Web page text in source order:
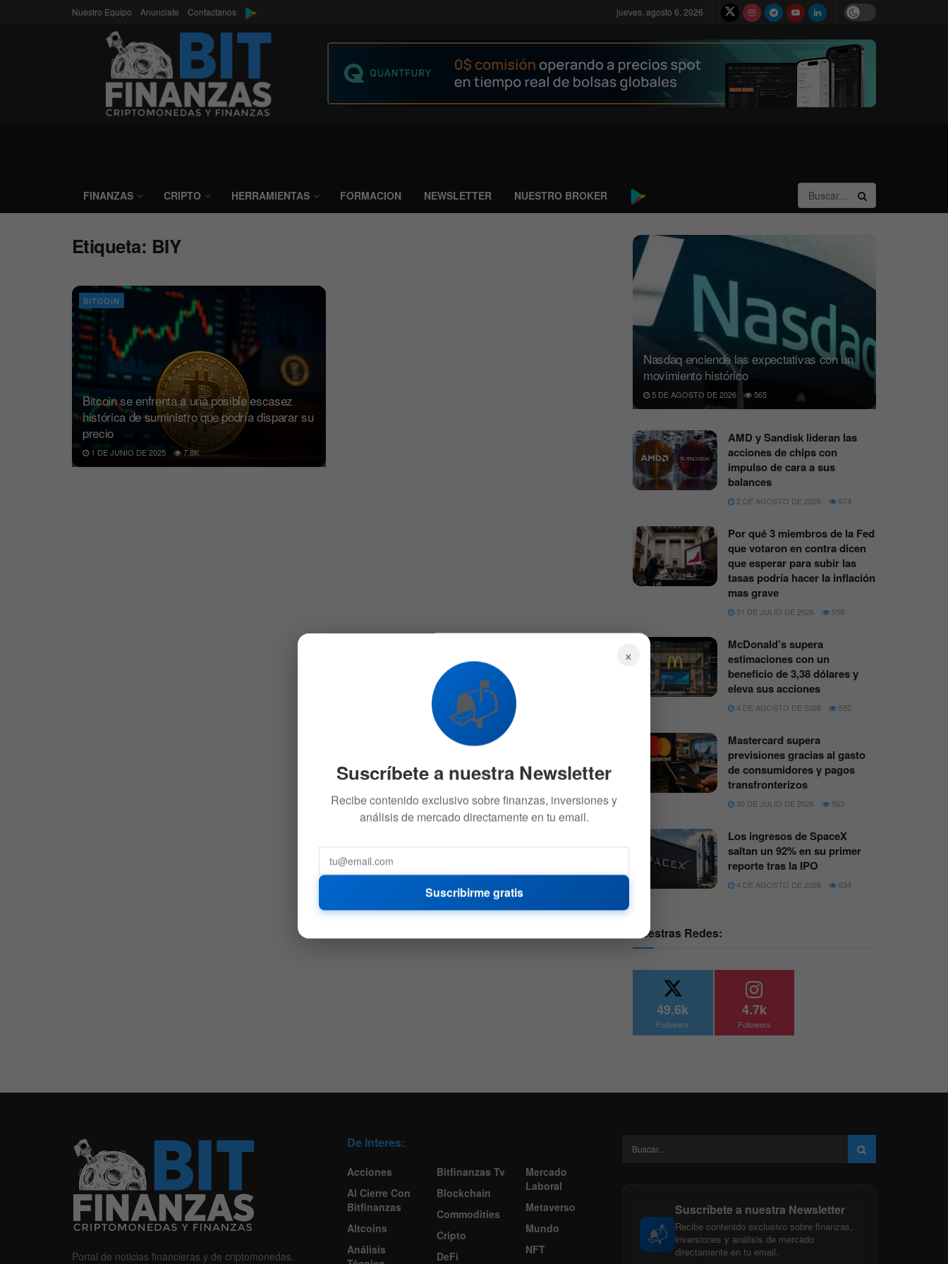
Nuestro Equipo Anunciate Contactanos jueves, agosto 6, 2026
FINANZAS CRIPTO HERRAMIENTAS FORMACION NEWSLETTER NUESTRO BROKER
Etiqueta: BIY
BITCOIN
Bitcoin se enfrenta a una posible escasez
histórica de suministro que podría disparar su
precio
1 DE JUNIO DE 2025 7.8K
Nasdaq enciende las expectativas con un
movimiento histórico
5 DE AGOSTO DE 2026 565
AMD y Sandisk lideran las
acciones de chips con
impulso de cara a sus
balances
2 DE AGOSTO DE 2026 674
Por qué 3 miembros de la Fed
que votaron en contra dicen
que esperar para subir las
tasas podría hacer la inflación
mas grave
31 DE JULIO DE 2026 558
McDonald’s supera
estimaciones con un
beneficio de 3,38 dólares y
eleva sus acciones
4 DE AGOSTO DE 2026 552
Mastercard supera
previsiones gracias al gasto
de consumidores y pagos
transfronterizos
30 DE JULIO DE 2026 563
Los ingresos de SpaceX
saltan un 92% en su primer
reporte tras la IPO
4 DE AGOSTO DE 2026 634
Nuestras Redes:
49.6k
Followers
4.7k
Followers
Portal de noticias financieras y de criptomonedas.
De Interes:
Acciones
Al Cierre Con
Bitfinanzas
Altcoins
Análisis
Bitfinanzas Tv
Blockchain
Commodities
Cripto
DeFi
Mercado
Laboral
Metaverso
Mundo
NFT
📬
Suscríbete a nuestra Newsletter
Recibe contenido exclusivo sobre finanzas,
inversiones y análisis de mercado
directamente en tu email.
×
📬
Suscríbete a nuestra Newsletter
Recibe contenido exclusivo sobre finanzas, inversiones y
análisis de mercado directamente en tu email.
Suscribirme gratis